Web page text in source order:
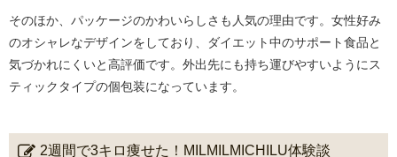
そのほか、パッケージのかわいらしさも人気の理由です。女性好み
のオシャレなデザインをしており、ダイエット中のサポート食品と
気づかれにくいと高評価です。外出先にも持ち運びやすいようにス
ティックタイプの個包装になっています。
2週間で3キロ痩せた！MILMILMICHILU体験談